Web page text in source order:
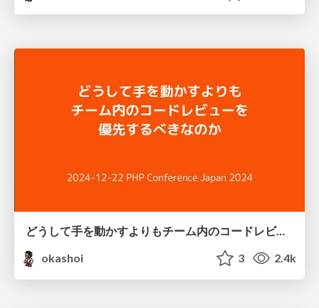
どうして手を動かすよりもチーム内のコードレビューを優先するべきなのか
okashoi
3 2.4k